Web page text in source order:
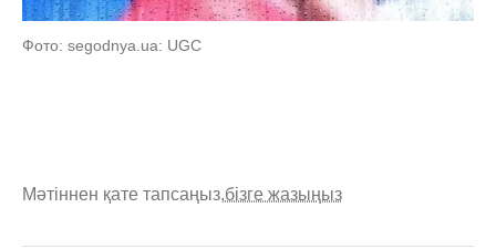
Фото: segodnya.ua: UGC
Мәтіннен қате тапсаңыз,бізге жазыңыз